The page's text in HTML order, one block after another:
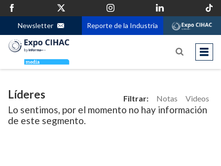
Newsletter Reporte de la Industria
Líderes Filtrar: Notas Videos
Lo sentimos, por el momento no hay información
de este segmento.